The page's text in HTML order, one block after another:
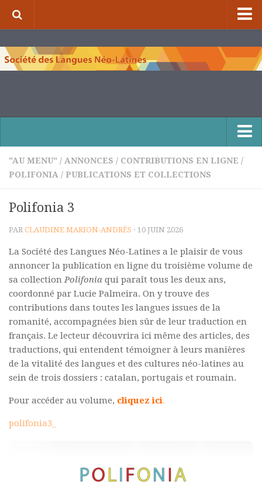
À propos de la S.L.N.L.
Nous contacter
Publications et collections
Numéros de la revue de la S.L.N.L.
Matins pédagogiques de la S.L.N.L.
Polifonia
Concours
Programmes
Rapports
Agrégation et Capes
CPGE
« Au menu »
Vous abonner / commander un numéro
"AU MENU" / ANNONCES / CONTRIBUTIONS EN LIGNE /
POLIFONIA / PUBLICATIONS ET COLLECTIONS
Polifonia 3
PAR CLAUDINE MARION-ANDRÈS · 10 JUIN 2026
La Société des Langues Néo-Latines a le plaisir de vous
annoncer la publication en ligne du troisième volume de
sa collectionPolifonia qui paraît tous les deux ans,
coordonné par Lucie Palmeira. On y trouve des
contributions dans toutes les langues issues de la
romanité, accompagnées bien sûr de leur traduction en
français. Le lecteur découvrira ici même des articles, des
traductions, qui entendent témoigner à leurs manières
de la vitalité des langues et des cultures néo-latines au
sein de trois dossiers : catalan, portugais et roumain.
Pour accéder au volume, cliquez ici.
polifonia3_